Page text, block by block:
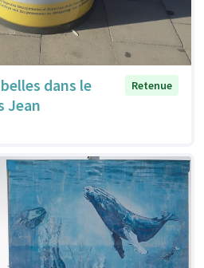
dans le
Jean
Retenue